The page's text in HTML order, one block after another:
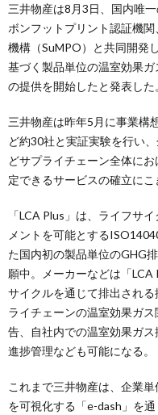
三井物産は8月3日、国内唯
ボンフットプリント認証機
機構（SuMPO）と共同開発
基づく製品単位の温室効果ガ
の提供を開始したと発表した
三井物産は昨年5月に事業構
ど約30社と実証実験を行い
どサプライチェーン全体に
定できるサービスの確立にこ
「LCA Plus」は、ライフサ
メントを可能とする
た国内初の製品単位のGHG
願中。メーカーなどは「
サイクルを通じて排出され
ライチェーンの温室効果ガ
告、自社内での温室効果ガ
進捗管理なども可能になる。
これまで三井物産は、企業
を可視化する「e-dash」を